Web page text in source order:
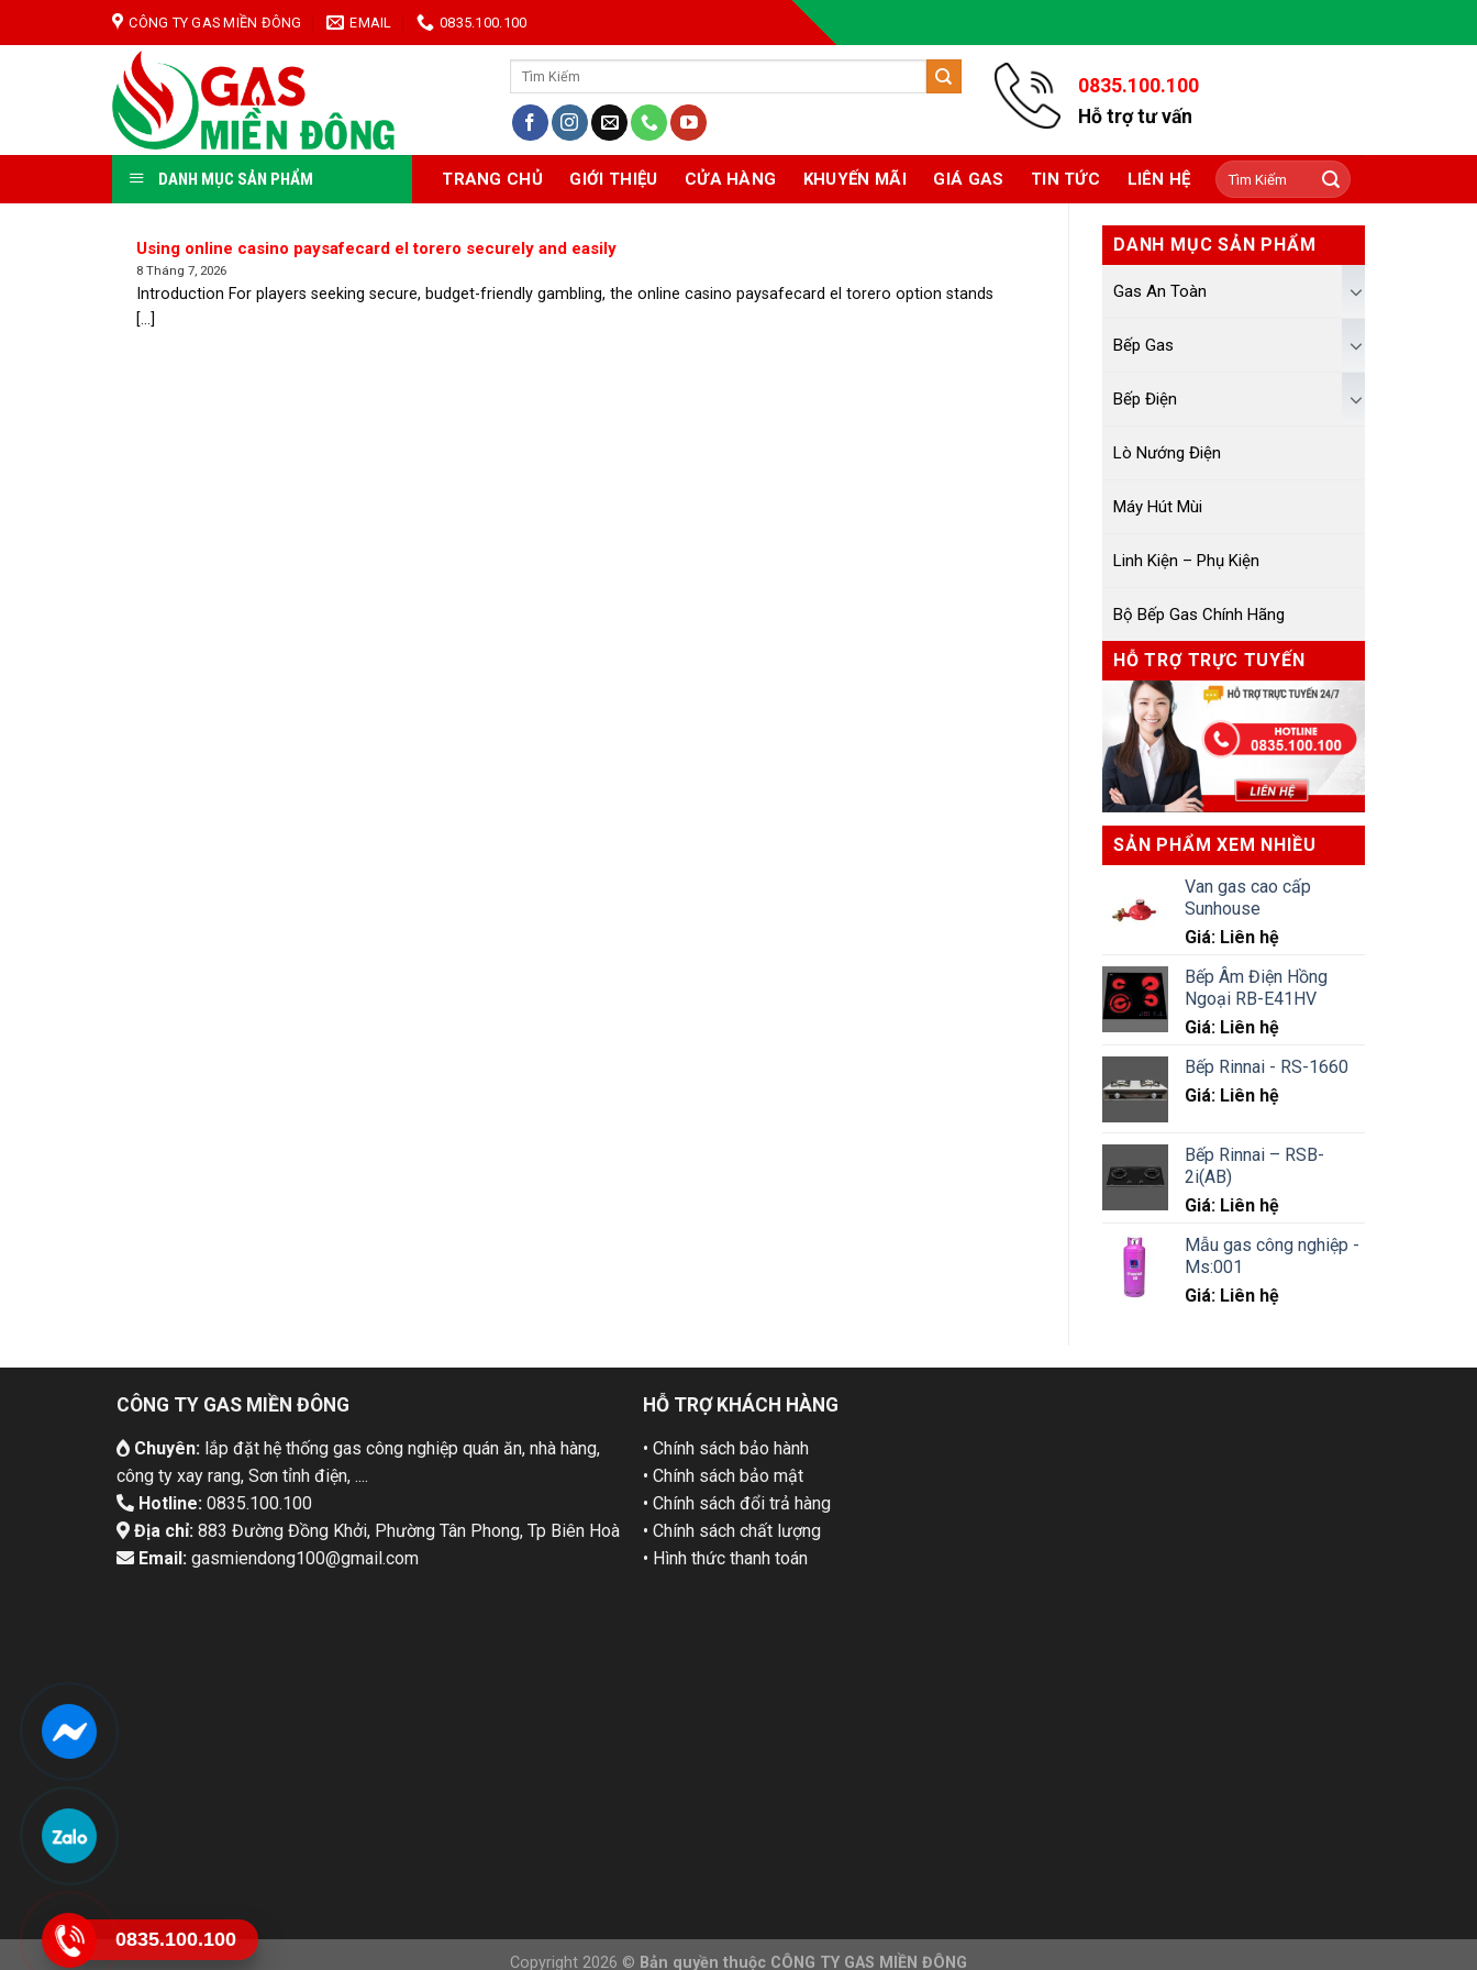
to
CÔNG TY GAS MIỀN ĐÔNG EMAIL 0835.100.100
Tìm
0835.100.100
Hỗ trợ tư vấn
DANH MỤC SẢN PHẨM TRANG CHỦ GIỚI THIỆU CỬA HÀNG KHUYẾN MÃI GIÁ GAS TIN TỨC LIÊN HỆ
Tìm
kiếm:
Using online casino paysafecard el torero securely and easily
8 Tháng 7, 2026
Introduction For players seeking secure, budget-friendly gambling, the online casino paysafecard el torero option stands
[...]
DANH MỤC SẢN PHẨM
Gas An Toàn
Bếp Gas
Bếp Điện
Lò Nướng Điện
Máy Hút Mùi
Linh Kiện – Phụ Kiện
Bộ Bếp Gas Chính Hãng
HỖ TRỢ TRỰC TUYẾN
SẢN PHẨM XEM NHIỀU
Van gas cao cấp
Sunhouse
Giá: Liên hệ
Bếp Âm Điện Hồng
Ngoại RB-E41HV
Giá: Liên hệ
Bếp Rinnai - RS-1660
Giá: Liên hệ
Bếp Rinnai – RSB-
2i(AB)
Giá: Liên hệ
Mẫu gas công nghiệp -
Ms:001
Giá: Liên hệ
CÔNG TY GAS MIỀN ĐÔNG
Chuyên:lắp đặt hệ thống gas công nghiệp quán ăn, nhà hàng,
công ty xay rang, Sơn tỉnh điện, ....
Hotline: 0835.100.100
Địa chỉ:883 Đường Đồng Khởi, Phường Tân Phong, Tp Biên Hoà
Email:gasmiendong100@gmail.com
HỖ TRỢ KHÁCH HÀNG
• Chính sách bảo hành
• Chính sách bảo mật
• Chính sách đổi trả hàng
• Chính sách chất lượng
• Hình thức thanh toán
Copyright 2026 © Bản quyền thuộc CÔNG TY GAS MIỀN ĐÔNG
0835.100.100